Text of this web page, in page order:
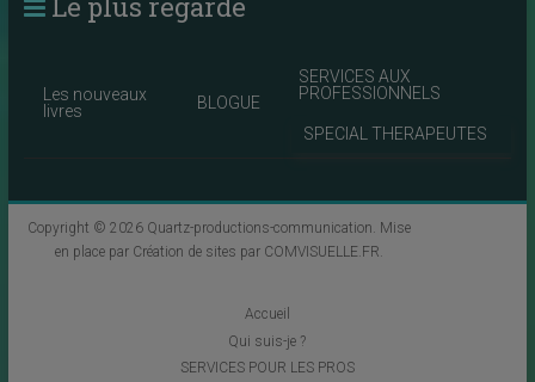
Les nouveaux
livres
BLOGUE
SERVICES AUX
PROFESSIONNELS
SPECIAL THERAPEUTES
Copyright © 2026 Quartz-productions-communication. Mise
en place par Création de sites par COMVISUELLE.FR.
Accueil
Qui suis-je ?
SERVICES POUR LES PROS